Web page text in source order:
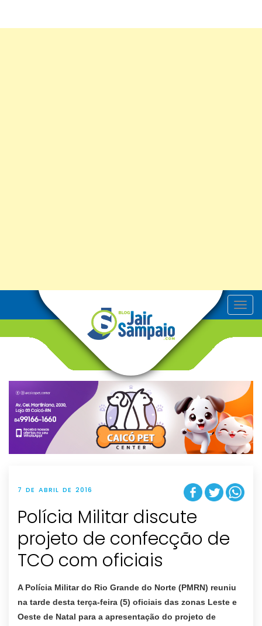
T
o
v
g
t
i
o
n
7 DE ABRIL DE 2016
Polícia Militar discute
projeto de confecção de
TCO com oficiais
A Polícia Militar do Rio Grande do Norte (PMRN) reuniu
na tarde desta terça-feira (5) oficiais das zonas Leste e
Oeste de Natal para a apresentação do projeto de